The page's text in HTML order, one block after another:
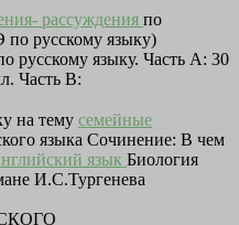
рассуждения по
русскому языку)
русскому языку. Часть А: 30
Часть В:
на тему семейные
языка Сочинение: В чем
язык Биология
И.С.Тургенева